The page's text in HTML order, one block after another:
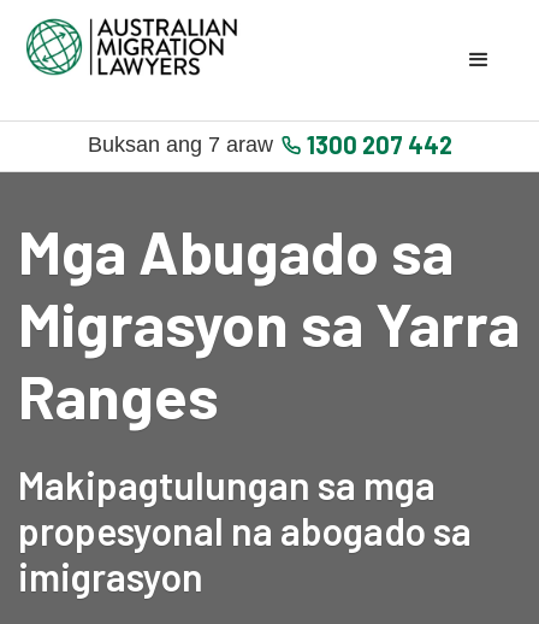
Buksan ang 7 araw 1300 207 442
Mga Abugado sa
Migrasyon sa Yarra
Ranges
Makipagtulungan sa mga
propesyonal na abogado sa
imigrasyon